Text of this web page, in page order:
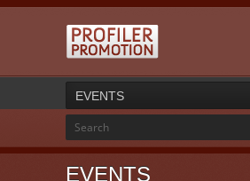
EVENTS
EVENTS